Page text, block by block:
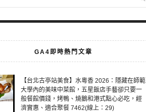
GA4即時熱門文章
【台北古亭站美食】水粵香 2026：隱藏在師範
大學內的美味中菜館，五星飯店手藝卻只要一
般餐館價錢，烤鴨、燒鵝和港式點心必吃，經
濟實惠、適合聚餐 7462(線上：29)